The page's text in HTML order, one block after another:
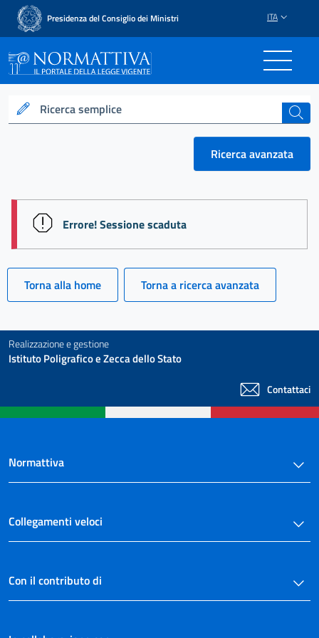
Presidenza del Consiglio dei Ministri ITA
Normattiva - Il portale
Ricerca semplice cerca
Ricerca avanzata
session id:
Errore! Sessione scaduta
Torna alla home Torna a ricerca avanzata
Realizzazione e gestione
Istituto Poligrafico e Zecca dello Stato
Contattaci
Normattiva
Collegamenti veloci
Con il contributo di